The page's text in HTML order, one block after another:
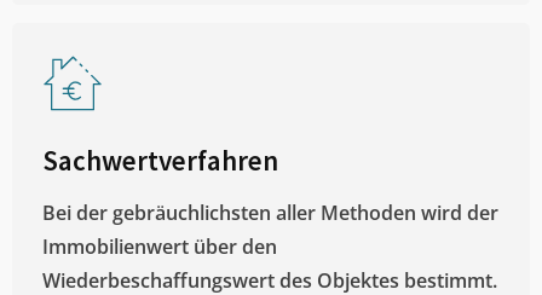
Sachwertverfahren
Bei der gebräuchlichsten aller Methoden wird der
Immobilienwert über den
Wiederbeschaffungswert des Objektes bestimmt.